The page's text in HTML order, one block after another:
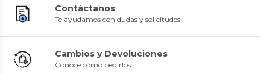
Contáctanos
Te ayudamos con dudas y solicitudes
Cambios y Devoluciones
Conoce cómo pedirlos